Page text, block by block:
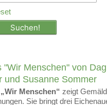
Menschen" von
und Susanne Sommer
„Wir Menschen“ zeigt
Sie bringt drei